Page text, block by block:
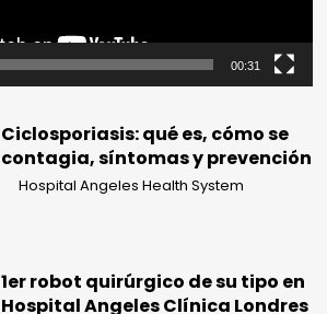
00:31
Ciclosporiasis: qué es, cómo se
contagia, síntomas y prevención
Hospital Angeles Health System
1er robot quirúrgico de su tipo en
Hospital Angeles Clínica Londres